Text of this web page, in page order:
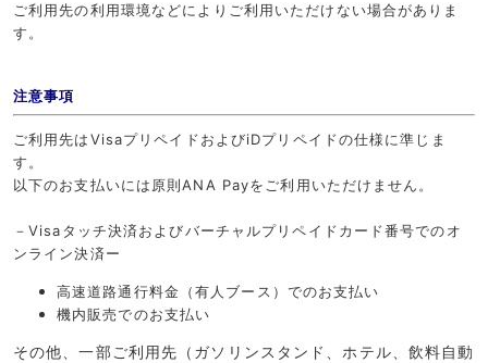
ご利用先の利用環境などによりご利用いただけない場合がありま
す。
注意事項
ご利用先はVisaプリペイドおよびiDプリペイドの仕様に準じま
す。
以下のお支払いには原則ANA Payをご利用いただけません。
－Visaタッチ決済およびバーチャルプリペイドカード番号でのオ
ンライン決済ー
高速道路通行料金（有人ブース）でのお支払い
機内販売でのお支払い
その他、一部ご利用先（ガソリンスタンド、ホテル、飲料自動